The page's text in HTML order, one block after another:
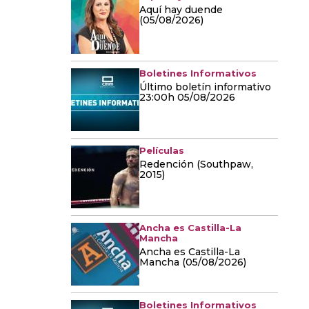
Aquí hay duende
(05/08/2026)
Boletines Informativos
Último boletín informativo
23:00h 05/08/2026
Películas
Redención (Southpaw,
2015)
Ancha es Castilla-La
Mancha
Ancha es Castilla-La
Mancha (05/08/2026)
Boletines Informativos